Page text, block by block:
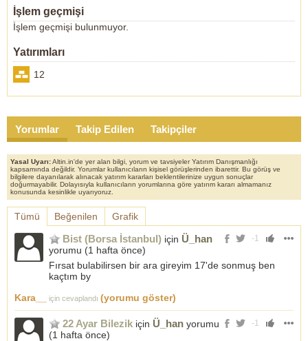
İşlem geçmişi
İşlem geçmişi bulunmuyor.
Yatırımları
12
Yorumlar Takip Edilen Takipçiler
Yasal Uyarı:Altin.in'de yer alan bilgi, yorum ve tavsiyeler Yatırım Danışmanlığı
kapsamında değildir. Yorumlar kullanıcıların kişisel görüşlerinden ibarettir. Bu görüş ve
bilgilere dayanılarak alınacak yatırım kararları beklentilerinize uygun sonuçlar
doğurmayabilir. Dolayısıyla kullanıcıların yorumlarına göre yatırım kararı almamanız
konusunda kesinlikle uyarıyoruz.
Tümü Beğenilen Grafik
-1
Bist (Borsa İstanbul) için Ü_han
yorumu (1 hafta önce)
Fırsat bulabilirsen bir ara gireyim 17'de sonmuş ben
kaçtım by
Kara__
için cevaplandı (yorumu göster)
-1
22 Ayar Bilezik için Ü_han yorumu
(1 hafta önce)